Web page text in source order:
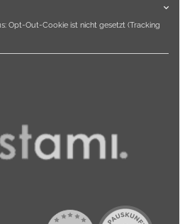
Opt-Out-Cookie ist nicht gesetzt (Tracking